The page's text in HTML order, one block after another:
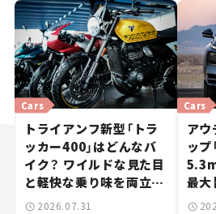
トライアンフ新型「トラ
ッカー400」はどんなバ
イク？ ワイルドな見た目
と軽快な乗り味を両立し
た400ccフラットトラッ
Cars
2026.07.31
アウ
ップ
最大
Cars